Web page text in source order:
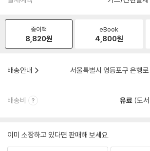
종이책
8,820원
eBook
4,800원
배송안내
서울특별시 영등포구 은행
배송비 유료 (도
이미 소장하고 있다면 판매해 보세요.